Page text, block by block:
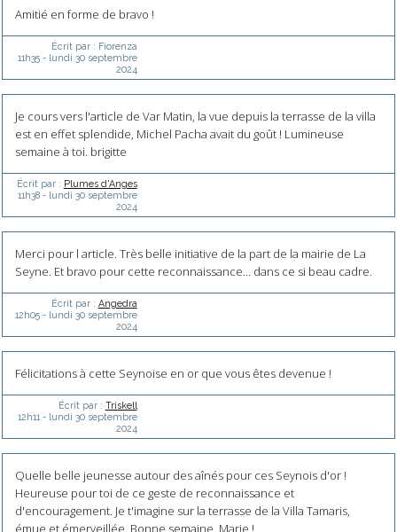
Amitié en forme de bravo !
Écrit par : Fiorenza
11h35- lundi 30 septembre
2024
Je cours vers l'article de Var Matin, la vue depuis la terrasse de la villa
est en effet splendide, Michel Pacha avait du goût ! Lumineuse
semaine à toi. brigitte
Écrit par : Plumes d'Anges
11h38- lundi 30 septembre
2024
Merci pour l article. Très belle initiative de la part de la mairie de La
Seyne. Et bravo pour cette reconnaissance… dans ce si beau cadre.
Écrit par : Angedra
12h05- lundi 30 septembre
2024
Félicitations à cette Seynoise en or que vous êtes devenue !
Écrit par : Triskell
12h11 - lundi 30 septembre
2024
Quelle belle jeunesse autour des aînés pour ces Seynois d'or !
Heureuse pour toi de ce geste de reconnaissance et
d'encouragement. Je t'imagine sur la terrasse de la Villa Tamaris,
émue et émerveillée. Bonne semaine, Marie !